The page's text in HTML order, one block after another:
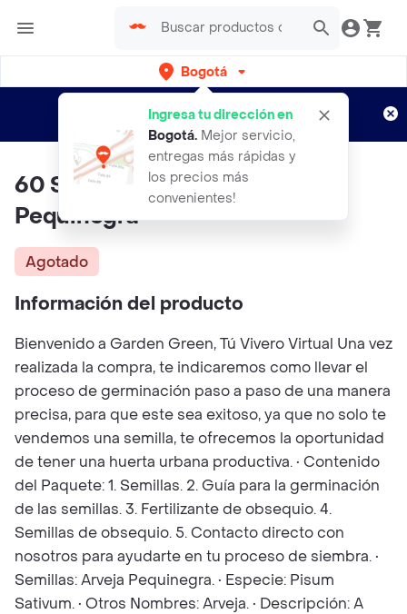
Bogotá
Ingresa tu dirección en
Bogotá. Mejor servicio,
entregas más rápidas y
los precios más
convenientes!
envíos gratis por semanas
Aplican TyC
60 Semillas Orgánicas Arveja
Pequinegra
Agotado
Información del producto
Bienvenido a Garden Green, Tú Vivero Virtual Una vez
realizada la compra, te indicaremos como llevar el
proceso de germinación paso a paso de una manera
precisa, para que este sea exitoso, ya que no solo te
vendemos una semilla, te ofrecemos la oportunidad
de tener una huerta urbana productiva. • Contenido
del Paquete: 1. Semillas. 2. Guía para la germinación
de las semillas. 3. Fertilizante de obsequio. 4.
Semillas de obsequio. 5. Contacto directo con
nosotros para ayudarte en tu proceso de siembra. •
Semillas: Arveja Pequinegra. • Especie: Pisum
Sativum. • Otros Nombres: Arveja. • Descripción: A